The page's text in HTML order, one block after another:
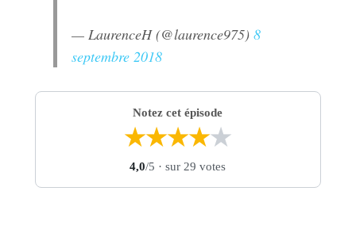
— LaurenceH (@laurence975)8
septembre 2018
Notez cet épisode
★★★★★
4,0/5 · sur 29 votes